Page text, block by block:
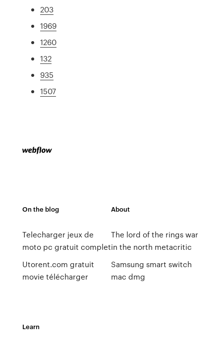
203
1969
1260
132
935
1507
On the blog
Telecharger jeux de
moto pc gratuit complet
Utorent.com gratuit
movie télécharger
About
The lord of the rings war
in the north metacritic
Samsung smart switch
mac dmg
Learn